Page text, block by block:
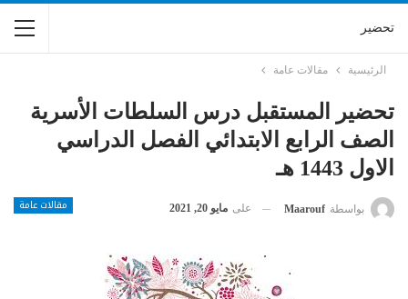
تحضير
الرئيسية مقالات عامة
تحضير المستقبل درس السلطات الأسرية
الصف الرابع الابتدائي الفصل الدراسي
الاول 1443 هـ
مقالات عامة بواسطة Maarouf على مايو 20, 2021